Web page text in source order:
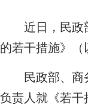
近日，民政部
的若干措施》
民政部、商务
负责人就《若干